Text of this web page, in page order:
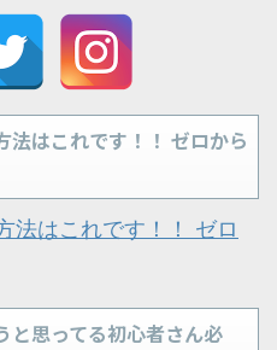
はこれです！！ ゼロから
はこれです！！ ゼロ
と思ってる初心者さん必